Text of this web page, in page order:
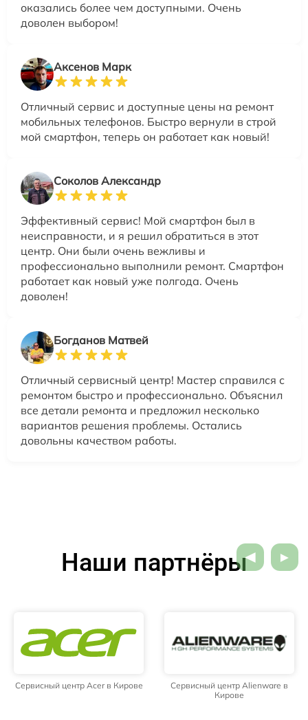
оказались более чем доступными. Очень
доволен выбором!
Аксенов Марк
Отличный сервис и доступные цены на ремонт
мобильных телефонов. Быстро вернули в строй
мой смартфон, теперь он работает как новый!
Соколов Александр
Эффективный сервис! Мой смартфон был в
неисправности, и я решил обратиться в этот
центр. Они были очень вежливы и
профессионально выполнили ремонт. Смартфон
работает как новый уже полгода. Очень
доволен!
Богданов Матвей
Отличный сервисный центр! Мастер справился с
ремонтом быстро и профессионально. Объяснил
все детали ремонта и предложил несколько
вариантов решения проблемы. Остались
довольны качеством работы.
Наши партнёры
Сервисный центр Acer в Кирове
Сервисный центр Alienware в
Кирове